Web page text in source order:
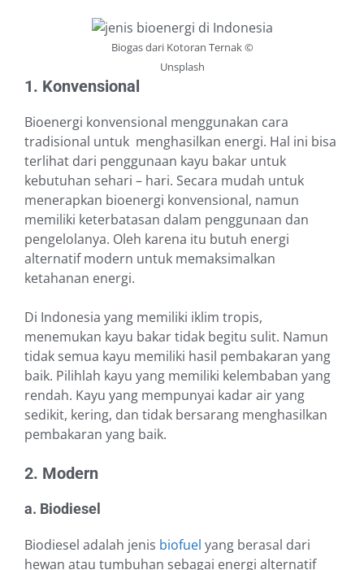
Biogas dari Kotoran Ternak ©
Unsplash
1. Konvensional
Bioenergi konvensional menggunakan cara
tradisional untuk menghasilkan energi. Hal ini bisa
terlihat dari penggunaan kayu bakar untuk
kebutuhan sehari – hari. Secara mudah untuk
menerapkan bioenergi konvensional, namun
memiliki keterbatasan dalam penggunaan dan
pengelolanya. Oleh karena itu butuh energi
alternatif modern untuk memaksimalkan
ketahanan energi.
Di Indonesia yang memiliki iklim tropis,
menemukan kayu bakar tidak begitu sulit. Namun
tidak semua kayu memiliki hasil pembakaran yang
baik. Pilihlah kayu yang memiliki kelembaban yang
rendah. Kayu yang mempunyai kadar air yang
sedikit, kering, dan tidak bersarang menghasilkan
pembakaran yang baik.
2. Modern
a. Biodiesel
Biodiesel adalah jenis biofuel yang berasal dari
hewan atau tumbuhan sebagai energi alternatif